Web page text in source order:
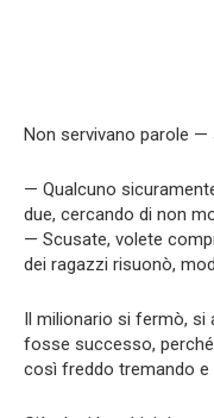
Non servivano parole —
— Qualcuno
due, cercando di non
— Scusate, volete
dei ragazzi risuonò,
Il milionario si fermò, si
fosse successo,
così freddo tremando